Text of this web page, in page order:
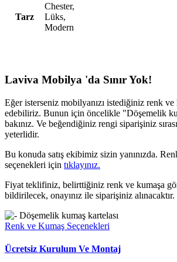
Tarz
Chester,
Lüks,
Modern
Laviva Mobilya 'da Sınır Yok!
Eğer isterseniz mobilyanızı istediğiniz renk
edebiliriz. Bunun için öncelikle "Döşemelik
bakınız. Ve beğendiğiniz rengi siparişiniz
yeterlidir.
Bu konuda satış ekibimiz sizin yanınızda.
seçenekleri için tıklayınız.
Fiyat teklifiniz, belirttiğiniz renk ve kumaşa
bildirilecek, onayınız ile siparişiniz alınacaktır.
Renk ve Kumaş Seçenekleri
Ücretsiz Kurulum Ve Montaj